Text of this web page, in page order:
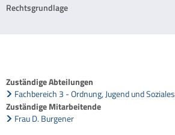
Rechtsgrundlage
Zuständige Abteilungen
Fachbereich 3 - Ordnung, Jugend und Soziales
Zuständige Mitarbeitende
Frau D. Burgener